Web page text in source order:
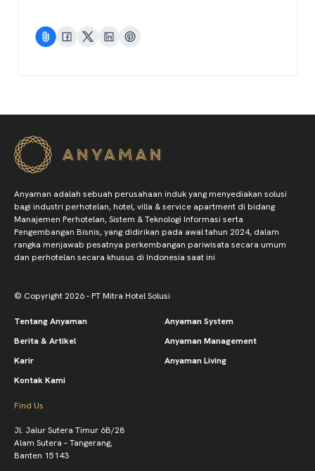
Anyaman adalah sebuah perusahaan induk yang menyediakan solusi
bagi industri perhotelan, hotel, villa & service apartment di bidang
Manajemen Perhotelan, Sistem & Teknologi Informasi serta
Pengembangan Bisnis, yang didirikan pada awal tahun 2024, dalam
rangka menjawab pesatnya perkembangan pariwisata secara umum
dan perhotelan secara khusus di Indonesia saat ini
© Copyright 2026 - PT Mitra Hotel Solusi
Tentang Anyaman
Berita & Artikel
Karir
Kontak Kami
Anyaman System
Anyaman Management
Anyaman Living
Find Us
Jl. Jalur Sutera Timur 6B/28
Alam Sutera – Tangerang,
Banten 15143